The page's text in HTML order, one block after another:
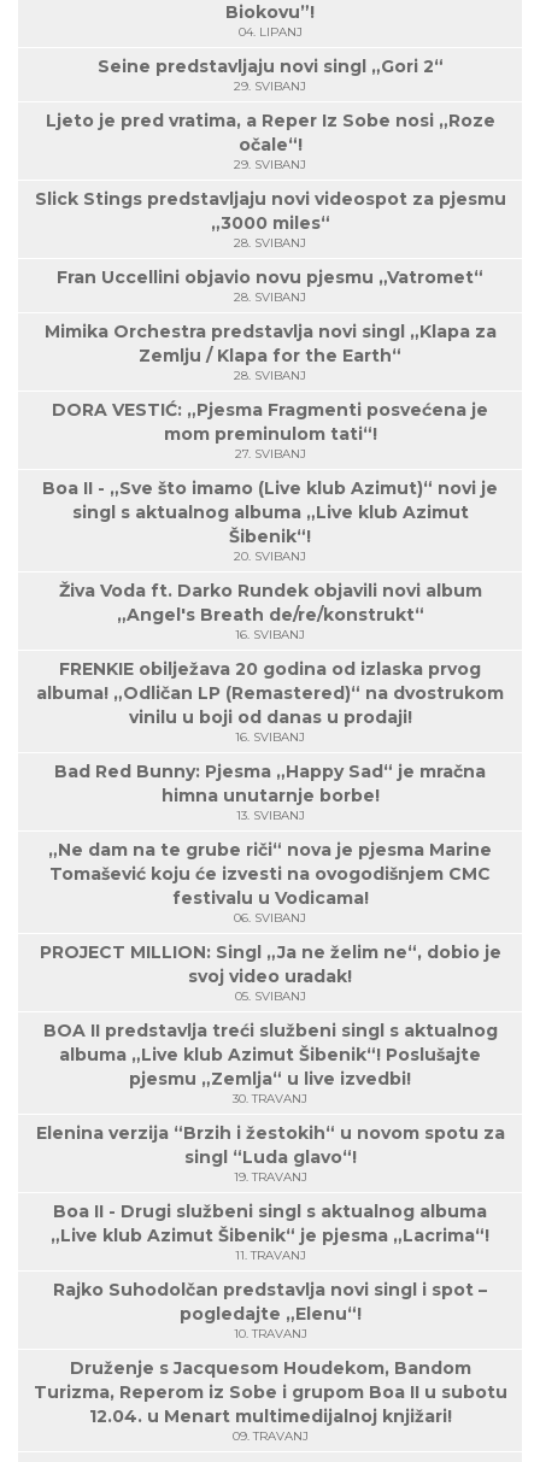
Biokovu”!
04. LIPANJ
Seine predstavljaju novi singl „Gori 2“
29. SVIBANJ
Ljeto je pred vratima, a Reper Iz Sobe nosi „Roze
očale“!
29. SVIBANJ
Slick Stings predstavljaju novi videospot za pjesmu
„3000 miles“
28. SVIBANJ
Fran Uccellini objavio novu pjesmu „Vatromet“
28. SVIBANJ
Mimika Orchestra predstavlja novi singl „Klapa za
Zemlju / Klapa for the Earth“
28. SVIBANJ
DORA VESTIĆ: „Pjesma Fragmenti posvećena je
mom preminulom tati“!
27. SVIBANJ
Boa II - „Sve što imamo (Live klub Azimut)“ novi je
singl s aktualnog albuma „Live klub Azimut
Šibenik“!
20. SVIBANJ
Živa Voda ft. Darko Rundek objavili novi album
„Angel's Breath de/re/konstrukt“
16. SVIBANJ
FRENKIE obilježava 20 godina od izlaska prvog
albuma! „Odličan LP (Remastered)“ na dvostrukom
vinilu u boji od danas u prodaji!
16. SVIBANJ
Bad Red Bunny: Pjesma „Happy Sad“ je mračna
himna unutarnje borbe!
13. SVIBANJ
„Ne dam na te grube riči“ nova je pjesma Marine
Tomašević koju će izvesti na ovogodišnjem CMC
festivalu u Vodicama!
06. SVIBANJ
PROJECT MILLION: Singl „Ja ne želim ne“, dobio je
svoj video uradak!
05. SVIBANJ
BOA II predstavlja treći službeni singl s aktualnog
albuma „Live klub Azimut Šibenik“! Poslušajte
pjesmu „Zemlja“ u live izvedbi!
30. TRAVANJ
Elenina verzija “Brzih i žestokih“ u novom spotu za
singl “Luda glavo“!
19. TRAVANJ
Boa II - Drugi službeni singl s aktualnog albuma
„Live klub Azimut Šibenik“ je pjesma „Lacrima“!
11. TRAVANJ
Rajko Suhodolčan predstavlja novi singl i spot –
pogledajte „Elenu“!
10. TRAVANJ
Druženje s Jacquesom Houdekom, Bandom
Turizma, Reperom iz Sobe i grupom Boa II u subotu
12.04. u Menart multimedijalnoj knjižari!
09. TRAVANJ